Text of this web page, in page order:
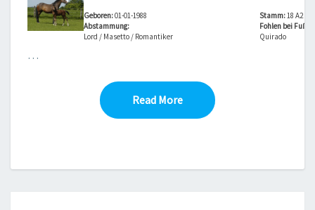
Geboren:01-01-1988 Stamm:18 A2
Abstammung:
Lord / Masetto / Romantiker
Fohlen bei Fuß
Quirado
…
Read MoreRead More